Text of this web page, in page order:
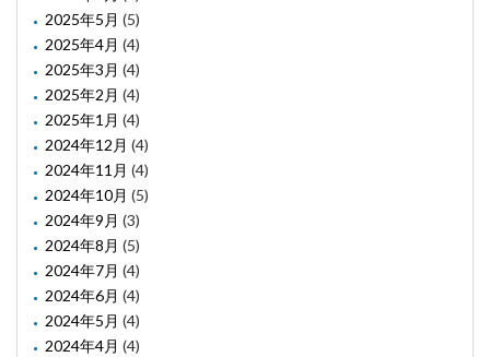
2025年5月 (5)
2025年4月 (4)
2025年3月 (4)
2025年2月 (4)
2025年1月 (4)
2024年12月 (4)
2024年11月 (4)
2024年10月 (5)
2024年9月 (3)
2024年8月 (5)
2024年7月 (4)
2024年6月 (4)
2024年5月 (4)
2024年4月 (4)